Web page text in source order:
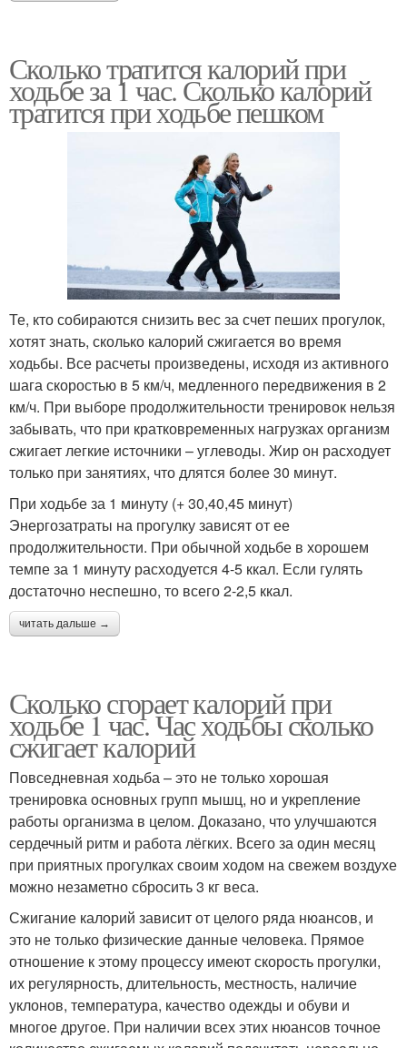
Сколько тратится калорий при
ходьбе за 1 час. Сколько калорий
тратится при ходьбе пешком
Те, кто собираются снизить вес за счет пеших прогулок,
хотят знать, сколько калорий сжигается во время
ходьбы. Все расчеты произведены, исходя из активного
шага скоростью в 5 км/ч, медленного передвижения в 2
км/ч. При выборе продолжительности тренировок нельзя
забывать, что при кратковременных нагрузках организм
сжигает легкие источники – углеводы. Жир он расходует
только при занятиях, что длятся более 30 минут.
При ходьбе за 1 минуту (+ 30,40,45 минут)
Энергозатраты на прогулку зависят от ее
продолжительности. При обычной ходьбе в хорошем
темпе за 1 минуту расходуется 4-5 ккал. Если гулять
достаточно неспешно, то всего 2-2,5 ккал.
читать дальше →
Сколько сгорает калорий при
ходьбе 1 час. Час ходьбы сколько
сжигает калорий
Повседневная ходьба – это не только хорошая
тренировка основных групп мышц, но и укрепление
работы организма в целом. Доказано, что улучшаются
сердечный ритм и работа лёгких. Всего за один месяц
при приятных прогулках своим ходом на свежем воздухе
можно незаметно сбросить 3 кг веса.
Сжигание калорий зависит от целого ряда нюансов, и
это не только физические данные человека. Прямое
отношение к этому процессу имеют скорость прогулки,
их регулярность, длительность, местность, наличие
уклонов, температура, качество одежды и обуви и
многое другое. При наличии всех этих нюансов точное